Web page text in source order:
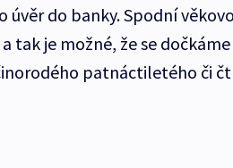
do banky. Spodní
tak je možné, že se
patnáctiletého či